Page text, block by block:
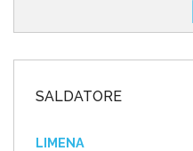
SALDATORE
LIMENA